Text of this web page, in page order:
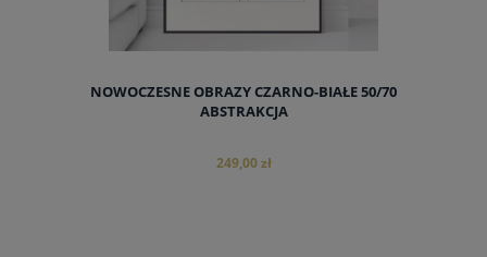
NOWOCZESNE OBRAZY CZARNO-BIAŁE 50/70
ABSTRAKCJA
249,00 zł